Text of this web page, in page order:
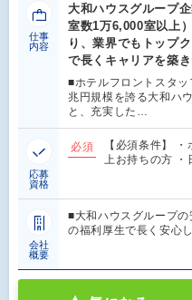
仕事
内容
大和ハウスグループ
室数1万6,000室以上
り、業界でもトップ
で長くキャリアを築
■ホテルフロントスタ
兆円規模を誇る大和ハ
と、充実した…
応募
資格
必須
【必須条件】
上お持ちの方
会社
概要
■大和ハウスグループ
の福利厚生で長く安心